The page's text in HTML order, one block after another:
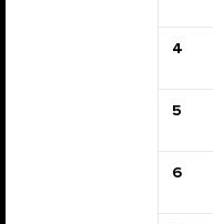
4
5
6